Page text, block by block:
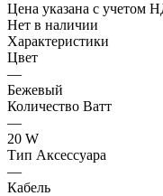
Цена указана с учетом
Нет в наличии
Характеристики
Цвет
—
Бежевый
Количество Ватт
—
20 W
Тип Аксессуара
—
Кабель